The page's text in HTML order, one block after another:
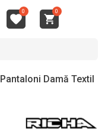
0 0
Pantaloni Damă Textil